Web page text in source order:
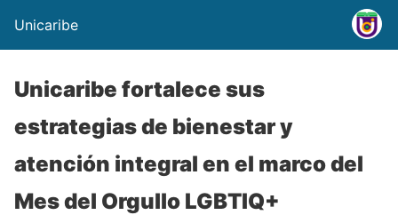
Unicaribe
Unicaribe fortalece sus
estrategias de bienestar y
atención integral en el marco del
Mes del Orgullo LGBTIQ+